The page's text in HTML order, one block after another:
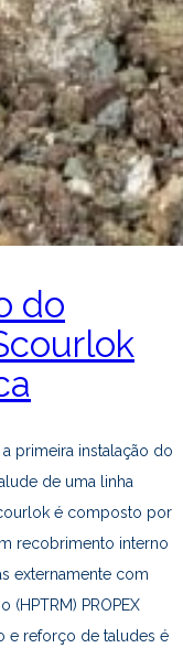
do
primeira instalação do
de uma linha
é composto por
recobrimento interno
externamente com
PROPEX
e reforço de taludes é